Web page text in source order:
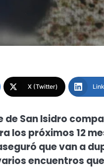
X (Twitter)
de San Isidro
los próximos 12
que van a
encuentros